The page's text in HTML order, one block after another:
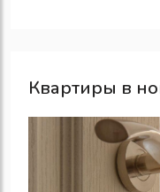
Квартиры в